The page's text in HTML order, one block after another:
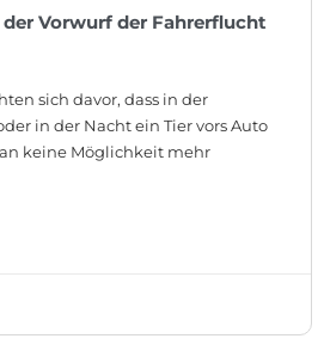
Vorwurf der Fahrerflucht
sich davor, dass in der
in der Nacht ein Tier vors Auto
keine Möglichkeit mehr